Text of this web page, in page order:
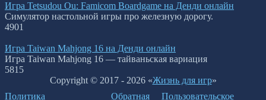
Игра Tetsudou Ou: Famicom Boardgame на Денди онлайн
Симулятор настольной игры про железную дорогу.
4901
Игра Taiwan Mahjong 16 на Денди онлайн
Игра Taiwan Mahjong 16 — тайваньская вариация
5815
Copyright © 2017 - 2026 «Жизнь для игр»
Политика
Обратная
Пользовательское